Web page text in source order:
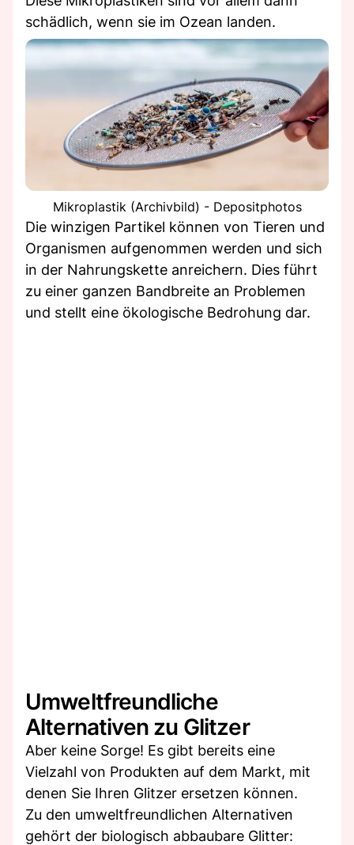
schädlich, wenn sie im Ozean landen.
Mikroplastik (Archivbild) - Depositphotos
Die winzigen Partikel können von Tieren und
Organismen aufgenommen werden und sich
in der Nahrungskette anreichern. Dies führt
zu einer ganzen Bandbreite an Problemen
und stellt eine ökologische Bedrohung dar.
Umweltfreundliche
Alternativen zu Glitzer
Aber keine Sorge! Es gibt bereits eine
Vielzahl von Produkten auf dem Markt, mit
denen Sie Ihren Glitzer ersetzen können.
Zu den umweltfreundlichen Alternativen
gehört der biologisch abbaubare Glitter: